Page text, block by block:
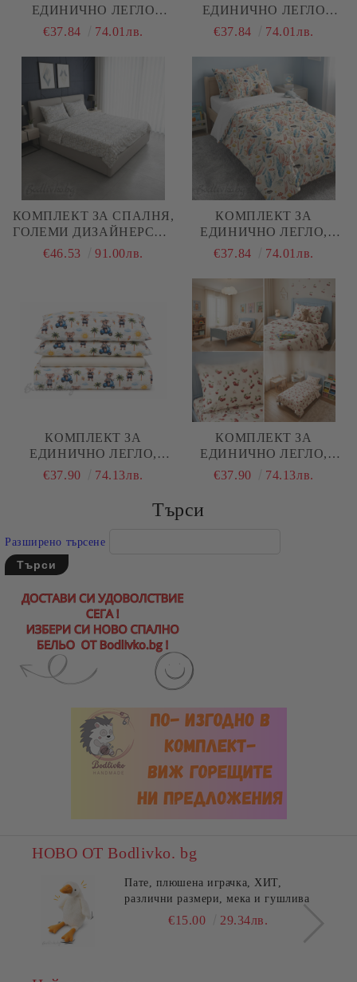
ЕДИНИЧНО ЛЕГЛО
ФУТБОЛ , 100%
(ПОПЛИН), 3 ЧАСТИ
€37.84 74.01лв.
ЕДИНИЧНО ЛЕГЛО
МОРСКИ ОБИТАТЕЛИ ,
ПАМУК (ПОПЛИН), 3
ЧАСТИ
€37.84 74.01лв.
КОМПЛЕКТ ЗА СПАЛНЯ,
ГОЛЕМИ ДИЗАЙНЕРСКИ
СЪРЦА – 100%
€46.53 91.00лв.
КОМПЛЕКТ ЗА
ЕДИНИЧНО ЛЕГЛО,
МОРСКО ДЪНО, 100%
(ПОПЛИН), 3 ЧАСТИ
€37.84 74.01лв.
КОМПЛЕКТ ЗА
ЕДИНИЧНО ЛЕГЛО,
КОАЛА С ПАЛИ, 100%
(ПОПЛИН), 3 ЧАСТИ
€37.90 74.13лв.
КОМПЛЕКТ ЗА
ЕДИНИЧНО ЛЕГЛО,
ЧЕРЕШИ, 100%
€37.90 74.13лв.
Търси
Разширено търсене
НОВО ОТ Bodlivko. bg
Пате, плюшена играчка, ХИТ,
различни размери, мека и гушлива
€15.00 29.34лв.